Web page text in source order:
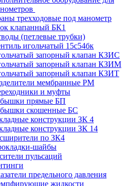
трехходовые под манометр
клапанный БК1
(петлевые трубки)
игольчатый 15с54бк
запорный клапан КЗИС
запорный клапан КЗИМ
запорный клапан КЗИТ
мембранные РМ
и муфты
прямые БП
скошенные БС
конструкции ЗК 4
конструкции ЗК 14
по ЗК4
шайбы
пульсаций
предельного давления
жидкости